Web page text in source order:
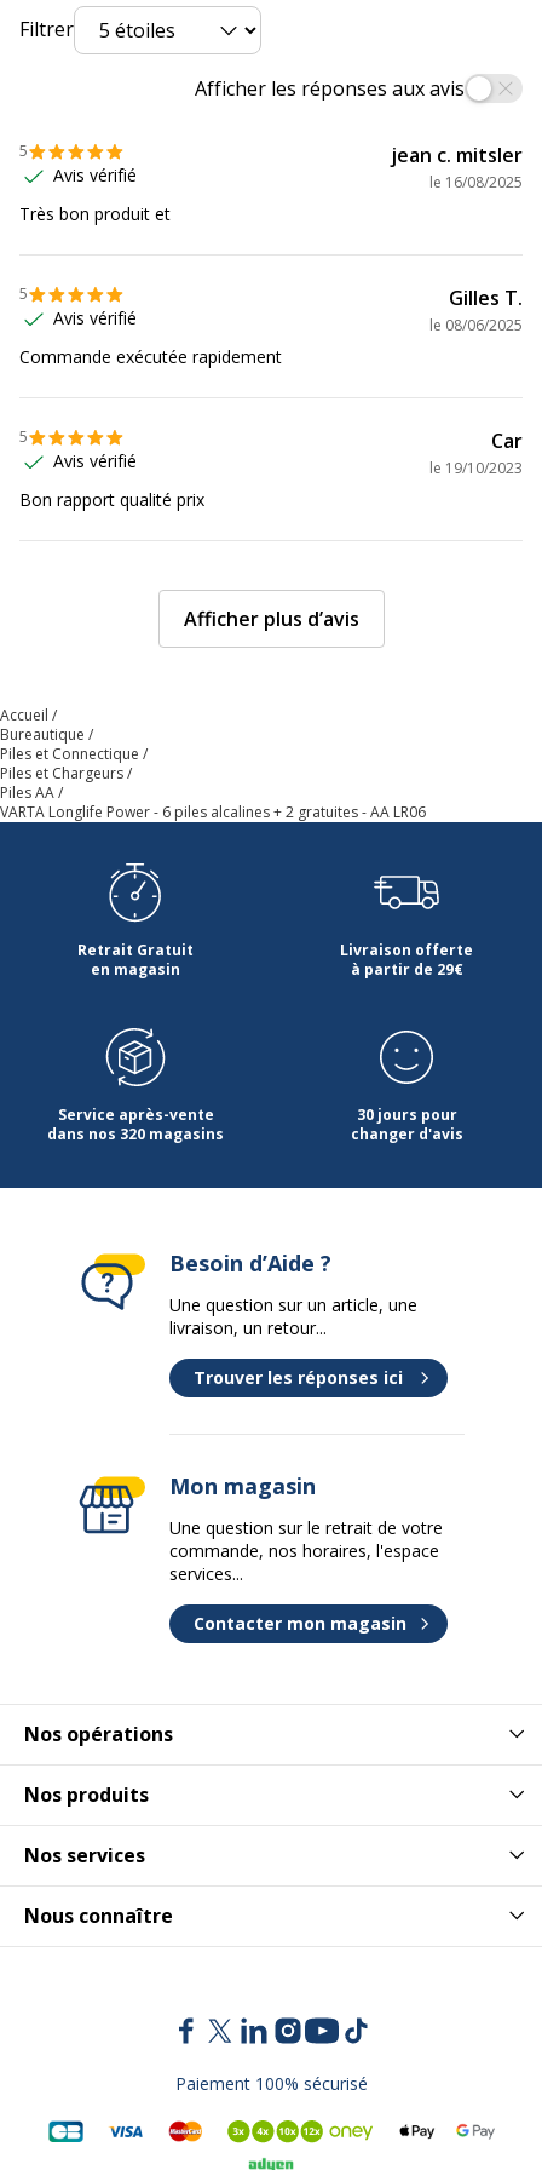
Filtrer
Afficher les réponses aux avis
5
Avis vérifié
jean c. mitsler
le 16/08/2025
Très bon produit et
5
Avis vérifié
Gilles T.
le 08/06/2025
Commande exécutée rapidement
5
Avis vérifié
Car
le 19/10/2023
Bon rapport qualité prix
Afficher plus d’avis
Accueil
Bureautique
Piles et Connectique
Piles et Chargeurs
Piles AA
VARTA Longlife Power - 6 piles alcalines + 2 gratuites - AA LR06
Retrait Gratuit
en magasin
Livraison offerte
à partir de 29€
Service après-vente
dans nos 320 magasins
30 jours pour
changer d'avis
Nos opérations
Nos produits
Nos services
Nous connaître
Besoin d’Aide ?
Une question sur un article, une
livraison, un retour...
Trouver les réponses ici
Mon magasin
Une question sur le retrait de votre
commande, nos horaires, l'espace
services...
Contacter mon magasin
Paiement 100% sécurisé